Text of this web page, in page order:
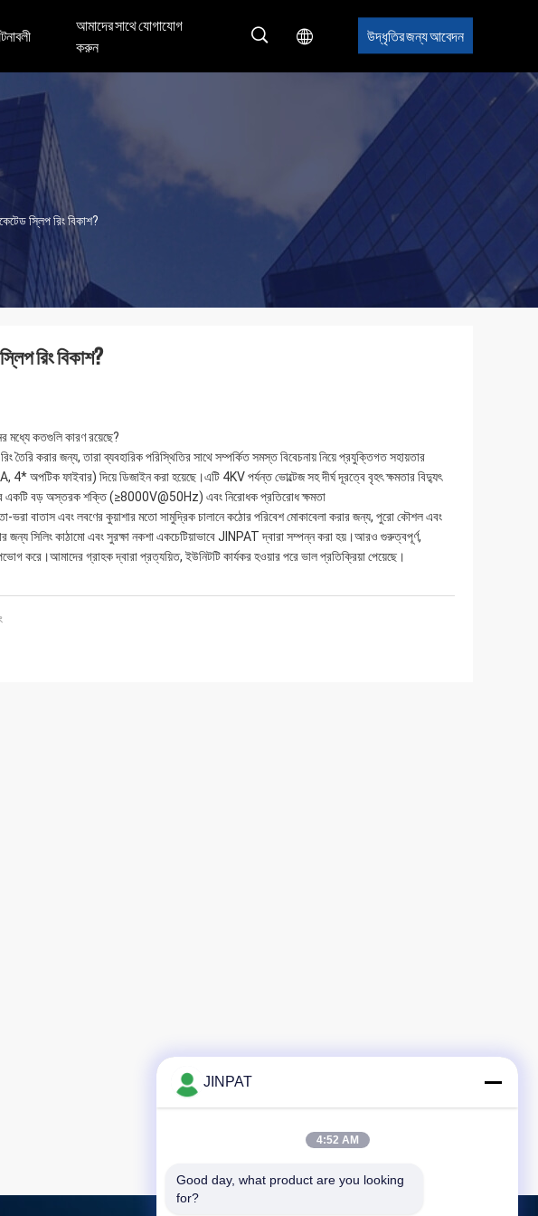
আমাদের সাথে যোগাযোগ
করুন
উদ্ধৃতির জন্য আবেদন
স্লিপ রিং বিকাশ?
রিং বিকাশ?
মধ্যে কতগুলি কারণ রয়েছে?
করার জন্য, তারা ব্যবহারিক পরিস্থিতির সাথে সম্পর্কিত সমস্ত বিবেচনায় নিয়ে প্রযুক্তিগত সহায়তার
ফাইবার) দিয়ে ডিজাইন করা হয়েছে।এটি 4KV পর্যন্ত ভোল্টেজ সহ দীর্ঘ দূরত্বে বৃহৎ ক্ষমতার বিদ্যুৎ
একটি বড় অস্তরক শক্তি (≥8000V@50Hz) এবং নিরোধক প্রতিরোধ ক্ষমতা
বাতাস এবং লবণের কুয়াশার মতো সামুদ্রিক চালানে কঠোর পরিবেশ মোকাবেলা করার জন্য, পুরো কৌশল এবং
সিলিং কাঠামো এবং সুরক্ষা নকশা একচেটিয়াভাবে JINPAT দ্বারা সম্পন্ন করা হয়।আরও গুরুত্বপূর্ণ,
করে।আমাদের গ্রাহক দ্বারা প্রত্যয়িত, ইউনিটটি কার্যকর হওয়ার পরে ভাল প্রতিক্রিয়া পেয়েছে।
JINPAT
4:52 AM
Good day, what product are you looking
for?